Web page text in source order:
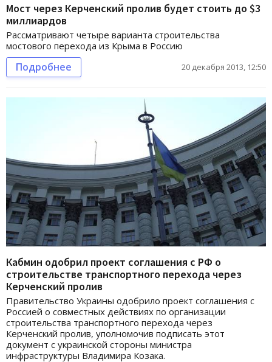
Мост через Керченский пролив будет стоить до $3
миллиардов
Рассматривают четыре варианта строительства
мостового перехода из Крыма в Россию
Подробнее 20 декабря 2013, 12:50
Кабмин одобрил проект соглашения с РФ о
строительстве транспортного перехода через
Керченский пролив
Правительство Украины одобрило проект соглашения с
Россией о совместных действиях по организации
строительства транспортного перехода через
Керченский пролив, уполномочив подписать этот
документ с украинской стороны министра
инфраструктуры Владимира Козака.